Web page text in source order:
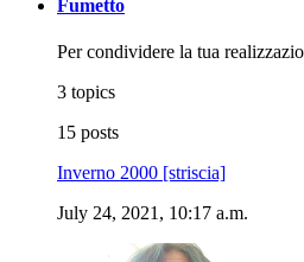
Fumetto
Per condividere la tua
3 topics
15 posts
Inverno 2000 [striscia]
July 24, 2021, 10:17 a.m.